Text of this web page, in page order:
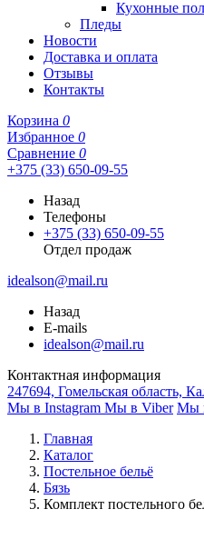
Кухонные
Пледы
Новости
Доставка и оплата
Отзывы
Контакты
Корзина 0
Избранное 0
Сравнение 0
+375 (33) 650-09-55
Назад
Телефоны
+375 (33) 650-09-55
Отдел продаж
idealson@mail.ru
Назад
E-mails
idealson@mail.ru
Контактная информация
247694, Гомельская область,
Мы в Instagram Мы в Viber Мы
Главная
Каталог
Постельное бельё
Бязь
Комплект постельного